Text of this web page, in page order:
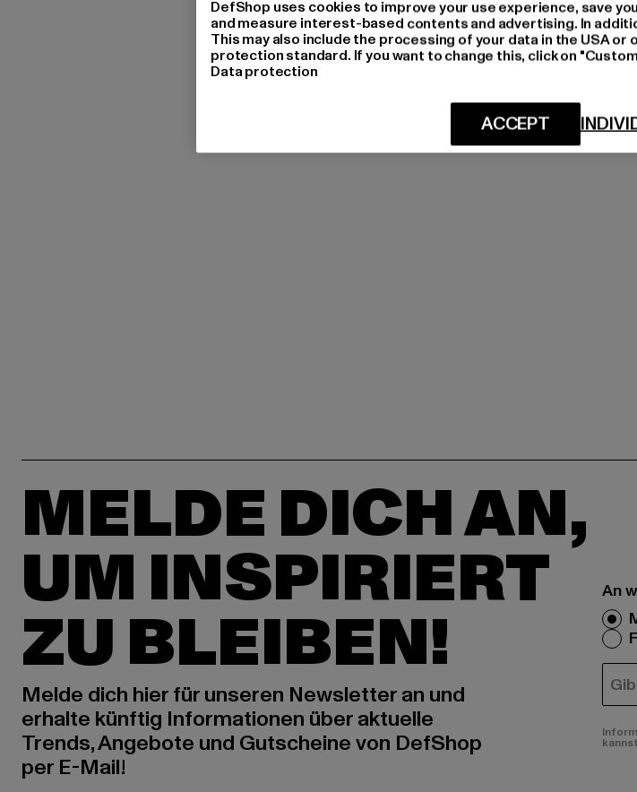
MELDE DICH AN,
UM INSPIRIERT
ZU BLEIBEN!
Melde dich hier für unseren Newsletter an und
erhalte künftig Informationen über aktuelle
Trends, Angebote und Gutscheine von DefShop
per E-Mail!
An
E-
DefShop uses cookies to improve your use experience, save
and measure interest-based contents and advertising. In
This may also include the processing of your data in the USA
protection standard. If you want to change this, click on
Data protection
ACCEPT